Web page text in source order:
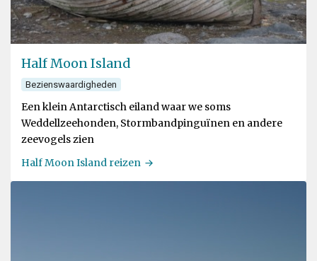
Half Moon Island
Bezienswaardigheden
Een klein Antarctisch eiland waar we soms
Weddellzeehonden, Stormbandpinguïnen en andere
zeevogels zien
Half Moon Island reizen